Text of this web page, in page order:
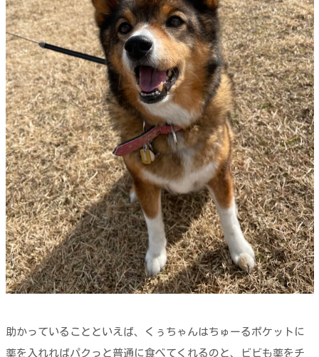
助かっていることといえば、くぅちゃんはちゅーるポケットに
薬を入れればパクっと普通に食べてくれるのと、ビビも薬をチ